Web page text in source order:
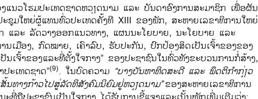
ແນວ​ໂຮມ​ປະ​ເທດ​ຊາດຫວຽດນາມ ​ແລະ ບັນດາ​ອົງການ​ສະມາຊິກ ເພື່ອຜັນ
ຊຸມ​ໃຫຍ່​ຜູ້​ແທນ​ທົ່ວ​ປະ​ເທດ​ຄັ້ງ​ທີ XIII ຂອງ​ພັກ, ສະຫາຍ​ເລຂາທິການ​ໃຫຍ່
ແລະ ລັດວາງອອກແນວທາງ, ແຜນນະໂຍບາຍ, ນະໂຍບາຍ ແລະ
ນເມືອງ, ກົດໝາຍ, ເຄົາລົບ, ຮັບປະກັນ, ປົກປ້ອງສິດເປັນເຈົ້າຂອງຂອງ
ນເຈົ້າຂອງແລະທີ່ຕັ້ງໃຈກາງ” ຂອງປະຊາຊົນໃນທົ່ວທັງຂະບວນການກໍ່ສ້າງ,
ະເທດຊາດ”(9). ໃນ​ບົດຄວາມ “ບາງ​ບັນຫາ​ທິດ​ສະ​ດີ ​ແລະ ພຶດຕິກຳ​ກ່ຽວ​
ທາງ​ກ້າວ​ໄປ​ສູ່ລັດທິ​ສັງຄົມ​ນິຍົມຢູ່ຫວຽດນາມ”ຂອງສະຫາຍ​ເລຂາທິການ​